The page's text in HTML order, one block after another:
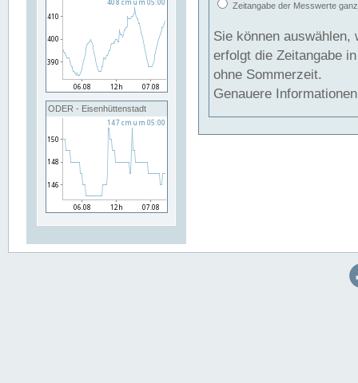
ODER - Eisenhüttenstadt
Zeitangabe der Messwerte
Sie können auswählen,
erfolgt die Zeitangabe
ohne Sommerzeit.
Genauere